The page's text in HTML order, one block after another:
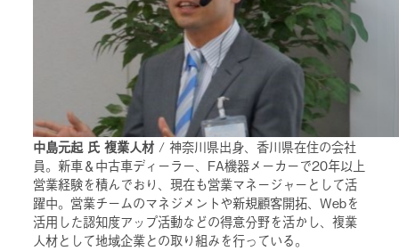
中島元起 氏 複業人材 / 神奈川県出身、香川県在住の会社
員。新車＆中古車ディーラー、FA機器メーカーで20年以上
営業経験を積んでおり、現在も営業マネージャーとして活
躍中。営業チームのマネジメントや新規顧客開拓、Webを
活用した認知度アップ活動などの得意分野を活かし、複業
人材として地域企業との取り組みを行っている。